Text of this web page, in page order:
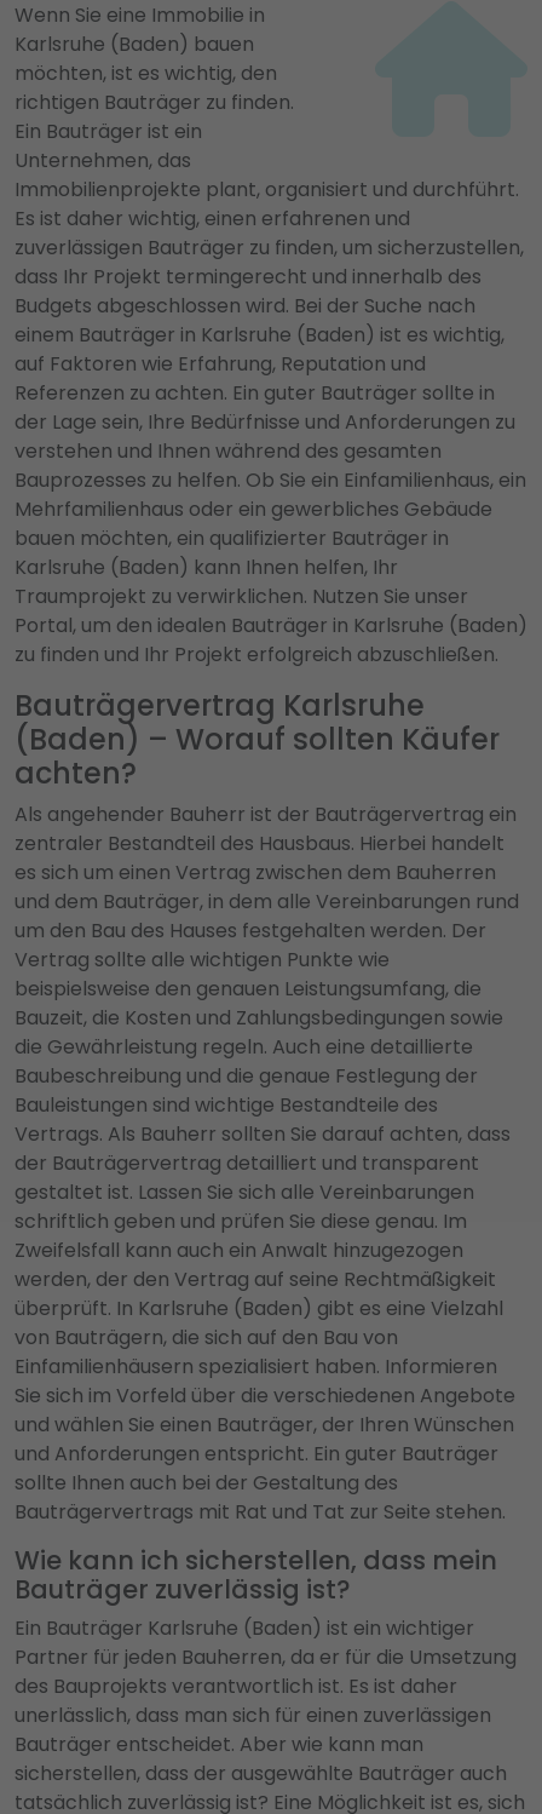
Wenn Sie eine Immobilie in
Karlsruhe (Baden) bauen
möchten, ist es wichtig, den
richtigen Bauträger zu finden.
Ein Bauträger ist ein
Unternehmen, das
Immobilienprojekte plant, organisiert und durchführt.
Es ist daher wichtig, einen erfahrenen und
zuverlässigen Bauträger zu finden, um sicherzustellen,
dass Ihr Projekt termingerecht und innerhalb des
Budgets abgeschlossen wird. Bei der Suche nach
einem Bauträger in Karlsruhe (Baden) ist es wichtig,
auf Faktoren wie Erfahrung, Reputation und
Referenzen zu achten. Ein guter Bauträger sollte in
der Lage sein, Ihre Bedürfnisse und Anforderungen zu
verstehen und Ihnen während des gesamten
Bauprozesses zu helfen. Ob Sie ein Einfamilienhaus, ein
Mehrfamilienhaus oder ein gewerbliches Gebäude
bauen möchten, ein qualifizierter Bauträger in
Karlsruhe (Baden) kann Ihnen helfen, Ihr
Traumprojekt zu verwirklichen. Nutzen Sie unser
Portal, um den idealen Bauträger in Karlsruhe (Baden)
zu finden und Ihr Projekt erfolgreich abzuschließen.
Bauträgervertrag Karlsruhe
(Baden) – Worauf sollten Käufer
achten?
Als angehender Bauherr ist der Bauträgervertrag ein
zentraler Bestandteil des Hausbaus. Hierbei handelt
es sich um einen Vertrag zwischen dem Bauherren
und dem Bauträger, in dem alle Vereinbarungen rund
um den Bau des Hauses festgehalten werden. Der
Vertrag sollte alle wichtigen Punkte wie
beispielsweise den genauen Leistungsumfang, die
Bauzeit, die Kosten und Zahlungsbedingungen sowie
die Gewährleistung regeln. Auch eine detaillierte
Baubeschreibung und die genaue Festlegung der
Bauleistungen sind wichtige Bestandteile des
Vertrags. Als Bauherr sollten Sie darauf achten, dass
der Bauträgervertrag detailliert und transparent
gestaltet ist. Lassen Sie sich alle Vereinbarungen
schriftlich geben und prüfen Sie diese genau. Im
Zweifelsfall kann auch ein Anwalt hinzugezogen
werden, der den Vertrag auf seine Rechtmäßigkeit
überprüft. In Karlsruhe (Baden) gibt es eine Vielzahl
von Bauträgern, die sich auf den Bau von
Einfamilienhäusern spezialisiert haben. Informieren
Sie sich im Vorfeld über die verschiedenen Angebote
und wählen Sie einen Bauträger, der Ihren Wünschen
und Anforderungen entspricht. Ein guter Bauträger
sollte Ihnen auch bei der Gestaltung des
Bauträgervertrags mit Rat und Tat zur Seite stehen.
Wie kann ich sicherstellen, dass mein
Bauträger zuverlässig ist?
Ein Bauträger Karlsruhe (Baden) ist ein wichtiger
Partner für jeden Bauherren, da er für die Umsetzung
des Bauprojekts verantwortlich ist. Es ist daher
unerlässlich, dass man sich für einen zuverlässigen
Bauträger entscheidet. Aber wie kann man
sicherstellen, dass der ausgewählte Bauträger auch
tatsächlich zuverlässig ist? Eine Möglichkeit ist es, sich